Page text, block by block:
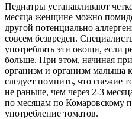
Педиатры устанавливают
месяца женщине можно
другой потенциально
совсем безвреден.
употреблять эти овощи, если
больше. При этом, начиная
организм и организм малыша
следует помнить, что свежие
не раньше, чем через 2-3
по месяцам по Комаровскому
употребление томатов.